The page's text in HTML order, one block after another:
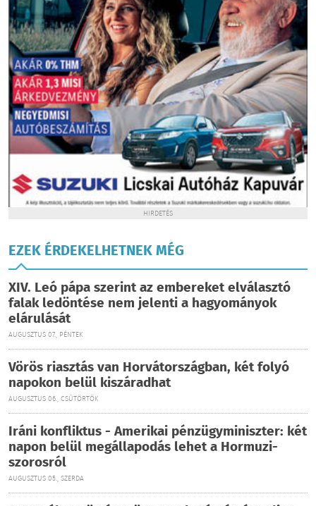
HIRDETÉS
EZEK ÉRDEKELHETNEK MÉG
XIV. Leó pápa szerint az embereket elválasztó
falak ledöntése nem jelenti a hagyományok
elárulását
AUGUSZTUS 07., PÉNTEK
Vörös riasztás van Horvátországban, két folyó
napokon belül kiszáradhat
AUGUSZTUS 06., CSÜTÖRTÖK
Iráni konfliktus - Amerikai pénzügyminiszter: két
napon belül megállapodás lehet a Hormuzi-
szorosról
AUGUSZTUS 05., SZERDA